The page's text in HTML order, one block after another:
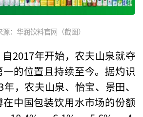
源：华润饮料官网（截图）
2017年开始，农夫山泉就夺
的位置且持续至今。据灼识
，农夫山泉、怡宝、景田、
中国包装饮用水市场的份额